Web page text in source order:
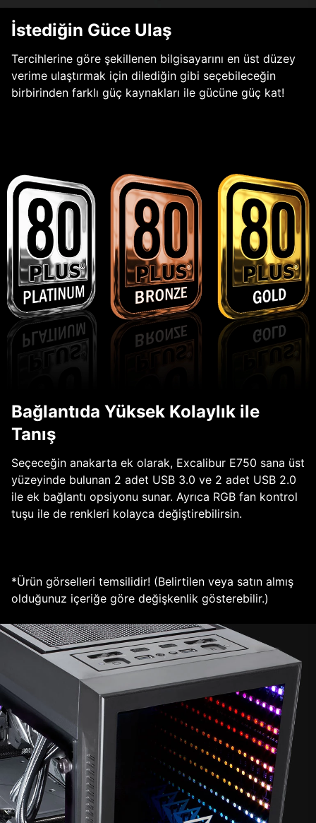
İstediğin Güce Ulaş
Tercihlerine göre şekillenen bilgisayarını en üst düzey
verime ulaştırmak için dilediğin gibi seçebileceğin
birbirinden farklı güç kaynakları ile gücüne güç kat!
Bağlantıda Yüksek Kolaylık ile
Tanış
Seçeceğin anakarta ek olarak, Excalibur E750 sana üst
yüzeyinde bulunan 2 adet USB 3.0 ve 2 adet USB 2.0
ile ek bağlantı opsiyonu sunar. Ayrıca RGB fan kontrol
tuşu ile de renkleri kolayca değiştirebilirsin.
*Ürün görselleri temsilidir! (Belirtilen veya satın almış
olduğunuz içeriğe göre değişkenlik gösterebilir.)